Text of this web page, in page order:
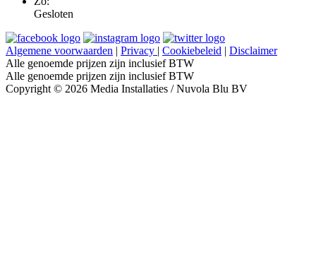
Gesloten
Algemene voorwaarden | Privacy | Cookiebeleid | Disclaimer
Alle genoemde prijzen zijn inclusief BTW
Alle genoemde prijzen zijn inclusief BTW
Copyright © 2026 Media Installaties / Nuvola Blu BV